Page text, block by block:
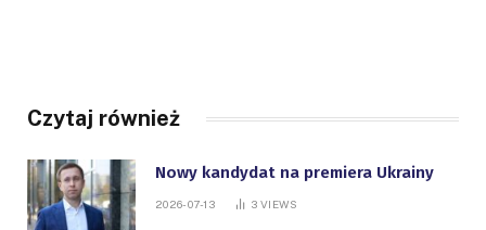
Czytaj również
Nowy kandydat na premiera Ukrainy
2026-07-13 3 VIEWS